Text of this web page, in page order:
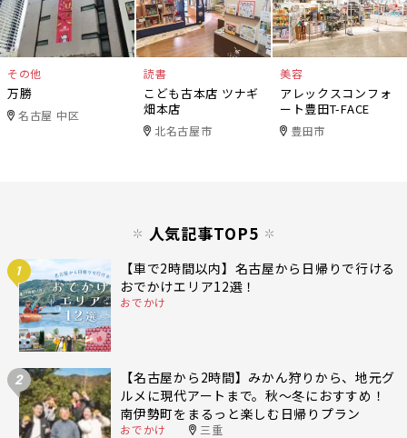
その他
万勝
名古屋 中区
読書
こども古本店 ツナギ
畑本店
北名古屋市
美容
アレックスコンフォ
ート豊田T-FACE
豊田市
人気記事TOP5
1
【車で2時間以内】名古屋から日帰りで行ける
おでかけエリア12選！
おでかけ
2
【名古屋から2時間】みかん狩りから、地元グ
ルメに現代アートまで。秋〜冬におすすめ！
南伊勢町をまるっと楽しむ日帰りプラン
おでかけ 三重